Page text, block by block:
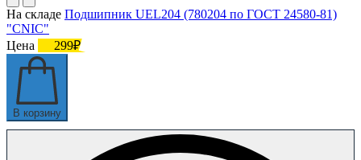
На складе Подшипник UEL204 (780204 по ГОСТ 24580-81)
"CNIC"
Цена
299₽
В корзину